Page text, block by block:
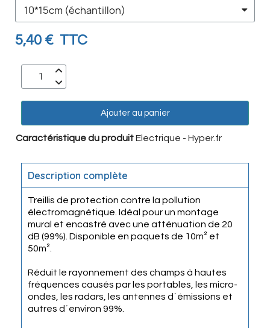
5,40 € TTC
Ajouter au panier
Caractéristique du produitElectrique - Hyper.fr
Description complète
Treillis de protection contre la pollution
électromagnétique. Idéal pour un montage
mural et encastré avec une atténuation de 20
dB (99%). Disponible en paquets de 10m² et
50m².
Réduit le rayonnement des champs à hautes
fréquences causés par les portables, les micro-
ondes, les radars, les antennes d´émissions et
autres d´environ 99%.